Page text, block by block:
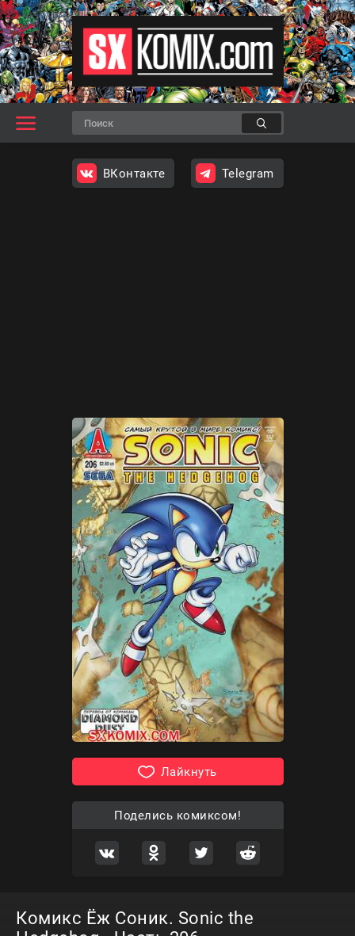
ВКонтакте Telegram
Лайкнуть
Поделись комиксом!
Комикс Ёж Соник. Sonic the